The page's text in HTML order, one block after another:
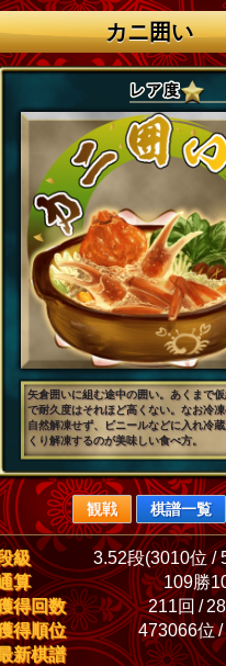
カニ囲い
矢倉囲いに組む途中の囲い。あくまで
で耐久度はそれほど高くない。なお冷
自然解凍せず、ビニールなどに入れ冷
くり解凍するのが美味しい食べ方。
観戦 棋譜一覧
級
3.52段(3010位 /
算
109勝
得回数
211回 /
得順位
473066位 /
新棋譜